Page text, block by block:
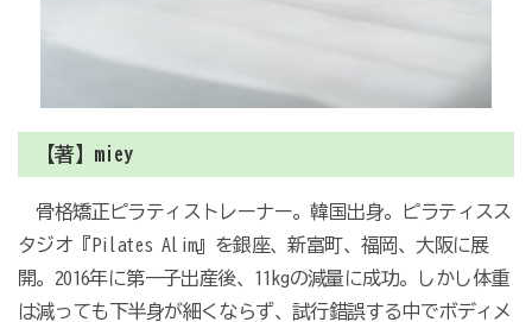
【著】miey
骨格矯正ピラティストレーナー。韓国出身。ピラティスス
タジオ『Pilates Alim』を銀座、新富町、福岡、大阪に展
開。2016年に第一子出産後、11kgの減量に成功。しかし体重
は減っても下半身が細くならず、試行錯誤する中でボディメ